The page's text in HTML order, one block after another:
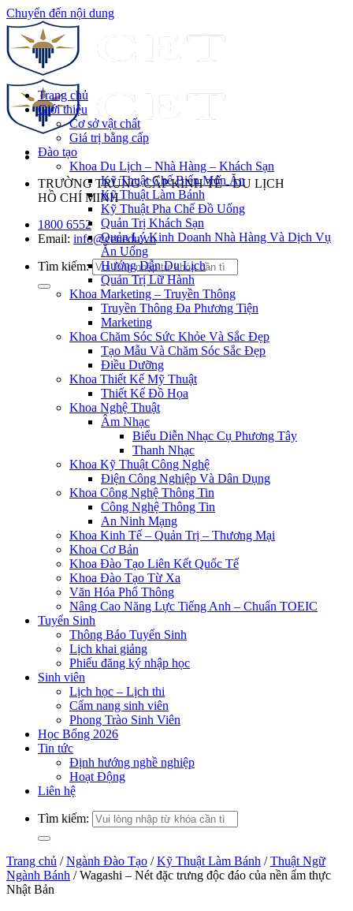
Chuyển đến nội dung
TRƯỜNG TRUNG CẤP KINH TẾ - DU LỊCH
HỒ CHÍ MINH
1800 6552
Email: info@cet.edu.vn
Tìm kiếm:
Trang chủ
Giới thiệu
Cơ sở vật chất
Giá trị bằng cấp
Đào tạo
Khoa Du Lịch – Nhà Hàng – Khách Sạn
Kỹ Thuật Chế Biến Món Ăn
Kỹ Thuật Làm Bánh
Kỹ Thuật Pha Chế Đồ Uống
Quản Trị Khách Sạn
Quản Lý Kinh Doanh Nhà Hàng Và Dịch Vụ
Ăn Uống
Hướng Dẫn Du Lịch
Quản Trị Lữ Hành
Khoa Marketing – Truyền Thông
Truyền Thông Đa Phương Tiện
Marketing
Khoa Chăm Sóc Sức Khỏe Và Sắc Đẹp
Tạo Mẫu Và Chăm Sóc Sắc Đẹp
Điều Dưỡng
Khoa Thiết Kế Mỹ Thuật
Thiết Kế Đồ Họa
Khoa Nghệ Thuật
Âm Nhạc
Biểu Diễn Nhạc Cụ Phương Tây
Thanh Nhạc
Khoa Kỹ Thuật Công Nghệ
Điện Công Nghiệp Và Dân Dụng
Khoa Công Nghệ Thông Tin
Công Nghệ Thông Tin
An Ninh Mạng
Khoa Kinh Tế – Quản Trị – Thương Mại
Khoa Cơ Bản
Khoa Đào Tạo Liên Kết Quốc Tế
Khoa Đào Tạo Từ Xa
Văn Hóa Phổ Thông
Nâng Cao Năng Lực Tiếng Anh – Chuẩn TOEIC
Tuyển Sinh
Thông Báo Tuyển Sinh
Lịch khai giảng
Phiếu đăng ký nhập học
Sinh viên
Lịch học – Lịch thi
Cẩm nang sinh viên
Phong Trào Sinh Viên
Học Bổng 2026
Tin tức
Định hướng nghề nghiệp
Hoạt Động
Liên hệ
Tìm kiếm:
Trang chủ / Ngành Đào Tạo / Kỹ Thuật Làm Bánh / Thuật Ngữ
Ngành Bánh / Wagashi – Nét đặc trưng độc đáo của nền ẩm thực
Nhật Bản